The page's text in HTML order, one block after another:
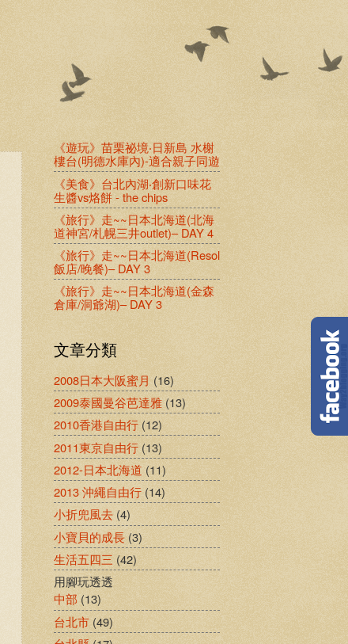
《遊玩》苗栗祕境‧日新島 水榭
樓台(明德水庫內)-適合親子同遊
《美食》台北內湖‧創新口味花
生醬vs烙餅 - the chips
《旅行》走~~日本北海道(北海
道神宮/札幌三井outlet)– DAY 4
《旅行》走~~日本北海道(Resol
飯店/晚餐)– DAY 3
《旅行》走~~日本北海道(金森
倉庫/洞爺湖)– DAY 3
文章分類
2008日本大阪蜜月 (16)
2009泰國曼谷芭達雅 (13)
2010香港自由行 (12)
2011東京自由行 (13)
2012-日本北海道 (11)
2013 沖繩自由行 (14)
小折兜風去 (4)
小寶貝的成長 (3)
生活五四三 (42)
用腳玩透透
中部 (13)
台北市 (49)